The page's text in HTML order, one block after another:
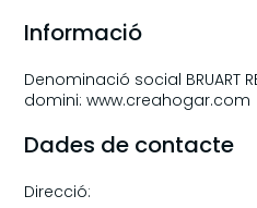
Informació
Denominació social BRUART
domini: www.creahogar.com
Dades de contacte
Direcció: